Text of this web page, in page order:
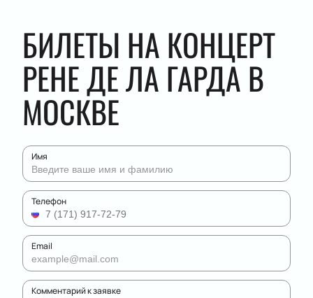
БИЛЕТЫ НА КОНЦЕРТ
РЕНЕ ДЕ ЛА ГАРДА В
МОСКВЕ
Имя
Телефон
Email
Комментарий к заявке